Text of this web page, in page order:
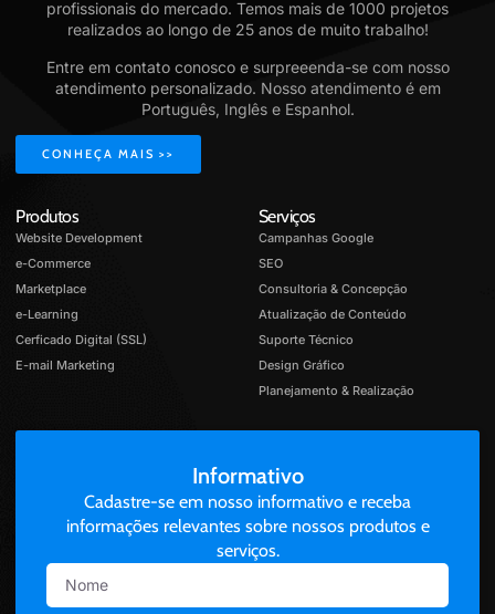
profissionais do mercado. Temos mais de 1000 projetos
realizados ao longo de 25 anos de muito trabalho!
Entre em contato conosco e surpreeenda-se com nosso
atendimento personalizado. Nosso atendimento é em
Português, Inglês e Espanhol.
CONHEÇA MAIS >>
Produtos
Website Development
e-Commerce
Marketplace
e-Learning
Cerficado Digital (SSL)
E-mail Marketing
Serviços
Campanhas Google
SEO
Consultoria & Concepção
Atualização de Conteúdo
Suporte Técnico
Design Gráfico
Planejamento & Realização
Informativo
Cadastre-se em nosso informativo e receba
informações relevantes sobre nossos produtos e
serviços.